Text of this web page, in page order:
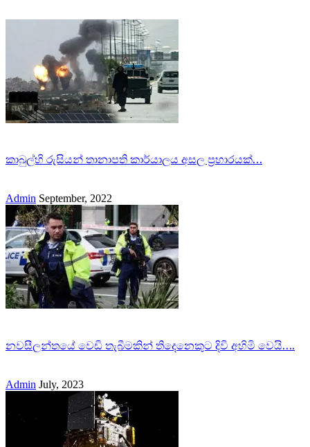
කාබුල්හි රුසියන් තානාපති කාර්යාලය අසල ප්‍රහාරයක්…
Admin September, 2022
නවසීලන්තයේ වෙඩි තැබීමකින් තිදෙනෙකුට දිවි අහිමි වෙයි….
Admin July, 2023